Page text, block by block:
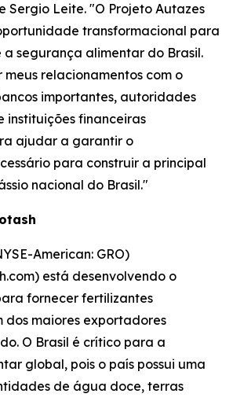
Sergio Leite. "O Projeto Autazes
transformacional para
segurança alimentar do Brasil.
meus relacionamentos com o
importantes, autoridades
instituições financeiras
ajudar a garantir o
para construir a principal
nacional do Brasil."
American: GRO)
está desenvolvendo o
fornecer fertilizantes
dos maiores exportadores
O Brasil é crítico para a
global, pois o país possui uma
de água doce, terras